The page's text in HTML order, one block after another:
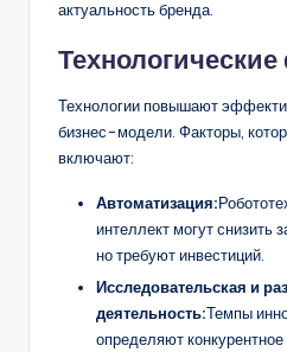
актуальность бренда.
Технологии повышают
бизнес-модели. Факторы,
включают:
Автоматизация:
интеллект могут снизить
но требуют инвестиций.
Исследовательская и
деятельность:Темпы
определяют